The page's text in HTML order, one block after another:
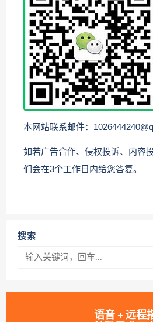
本网站联系邮件：
如若广告合作、侵权投诉、内容
们会在3个工作日内给您答复。
搜索
语音 + 远程